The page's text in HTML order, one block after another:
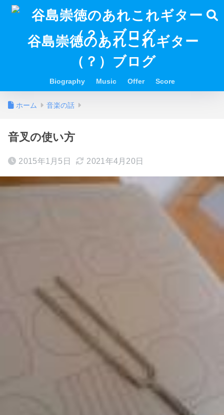
谷島崇徳のあれこれギター
（？）ブログ
Biography Music Offer Score
ホーム 音楽の話
音叉の使い方
2015年1月5日 2021年4月20日